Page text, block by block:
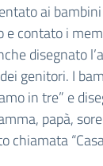
ai
e contato i
disegnato
genitori. I
in tre” e
papà,